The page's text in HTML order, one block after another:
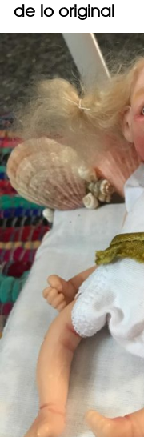
de lo original